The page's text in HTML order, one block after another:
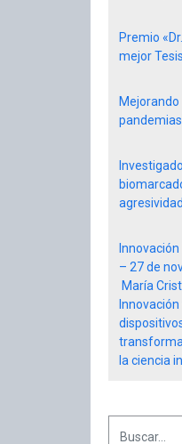
Premio
mejor
Mejorando
pandemias
Innovación
– 27 de
María
la ciencia